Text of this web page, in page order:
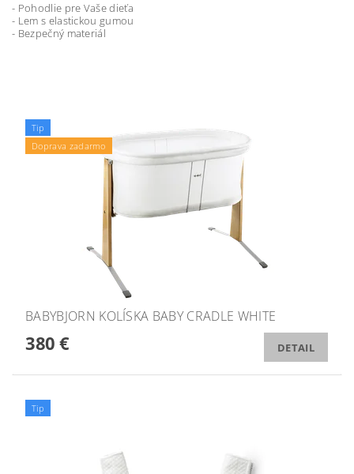
- Pohodlie pre Vaše dieťa
- Lem s elastickou gumou
- Bezpečný materiál
Tip
Doprava zadarmo
BABYBJORN KOLÍSKA BABY CRADLE WHITE
380 € DETAIL
Tip